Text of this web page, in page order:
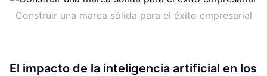
Construir una marca sólida para el éxito empresarial
El impacto de la inteligencia artificial en los